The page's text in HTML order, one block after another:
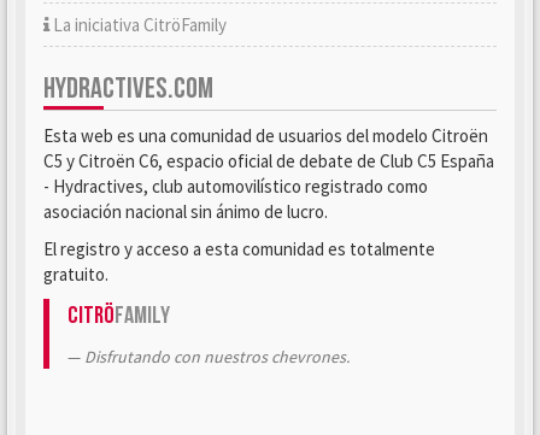
La iniciativa CitröFamily
HYDRACTIVES.COM
Esta web es una comunidad de usuarios del modelo Citroën
C5 y Citroën C6, espacio oficial de debate de Club C5 España
- Hydractives, club automovilístico registrado como
asociación nacional sin ánimo de lucro.
El registro y acceso a esta comunidad es totalmente
gratuito.
CitröFamily
Disfrutando con nuestros chevrones.